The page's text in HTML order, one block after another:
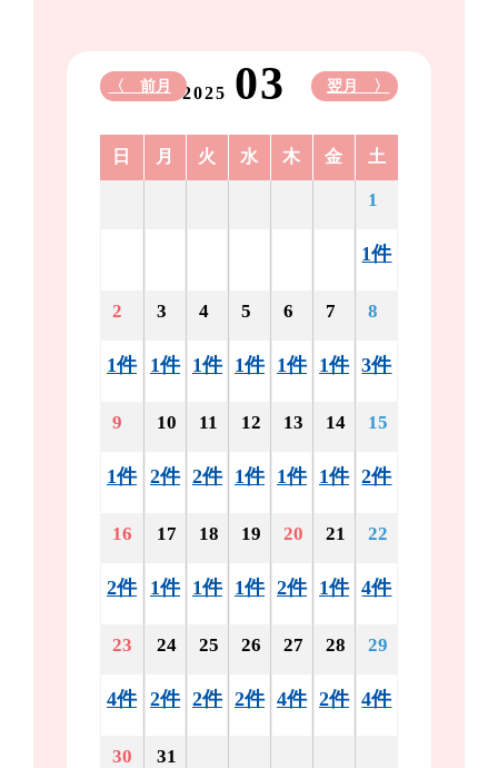
2025 03
〈 前月 翌月 〉
日 月 火 水 木 金 土
1
1件
2
1件
3
1件
4
1件
5
1件
6
1件
7
1件
8
3件
9
1件
10
2件
11
2件
12
1件
13
1件
14
1件
15
2件
16
2件
17
1件
18
1件
19
1件
20
2件
21
1件
22
4件
23
4件
24
2件
25
2件
26
2件
27
4件
28
2件
29
4件
30 31